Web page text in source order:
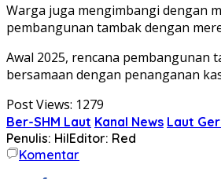
Warga juga mengimbangi dengan
pembangunan tambak dengan
Awal 2025, rencana pembangunan
bersamaan dengan penanganan
Post Views: 1279
Ber-SHM Laut Kanal News Laut
Penulis: HilEditor: Red
Komentar